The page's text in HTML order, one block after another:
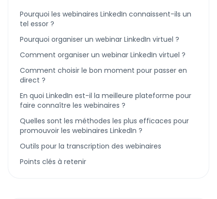
Pourquoi les webinaires LinkedIn connaissent-ils un
tel essor ?
Pourquoi organiser un webinar LinkedIn virtuel ?
Comment organiser un webinar LinkedIn virtuel ?
Comment choisir le bon moment pour passer en
direct ?
En quoi LinkedIn est-il la meilleure plateforme pour
faire connaître les webinaires ?
Quelles sont les méthodes les plus efficaces pour
promouvoir les webinaires LinkedIn ?
Outils pour la transcription des webinaires
Points clés à retenir